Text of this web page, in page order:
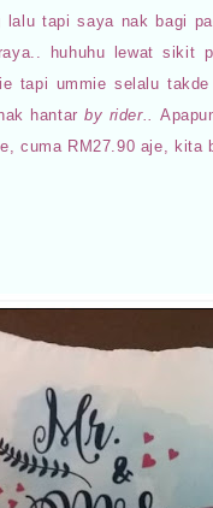
tapi saya nak bagi
huhuhu lewat sikit
tapi ummie selalu
hantarby rider..
cuma RM27.90 aje, kita